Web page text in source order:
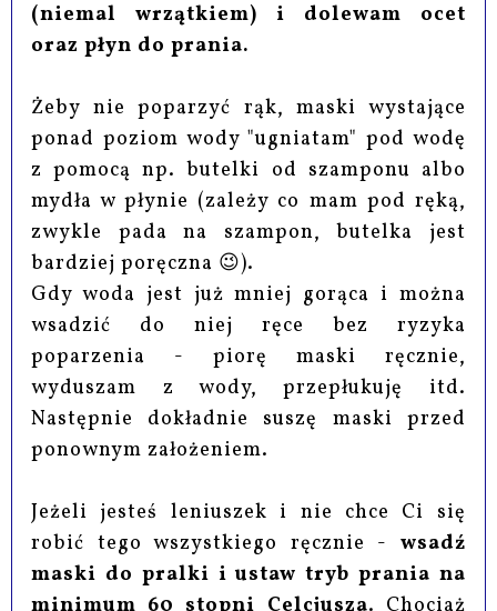
(niemal wrzątkiem) i dolewam ocet
oraz płyn do prania.
Żeby nie poparzyć rąk, maski wystające
ponad poziom wody "ugniatam" pod wodę
z pomocą np. butelki od szamponu albo
mydła w płynie (zależy co mam pod ręką,
zwykle pada na szampon, butelka jest
bardziej poręczna 😉).
Gdy woda jest już mniej gorąca i można
wsadzić do niej ręce bez ryzyka
poparzenia - piorę maski ręcznie,
wyduszam z wody, przepłukuję itd.
Następnie dokładnie suszę maski przed
ponownym założeniem.
Jeżeli jesteś leniuszek i nie chce Ci się
robić tego wszystkiego ręcznie - wsadź
maski do pralki i ustaw tryb prania na